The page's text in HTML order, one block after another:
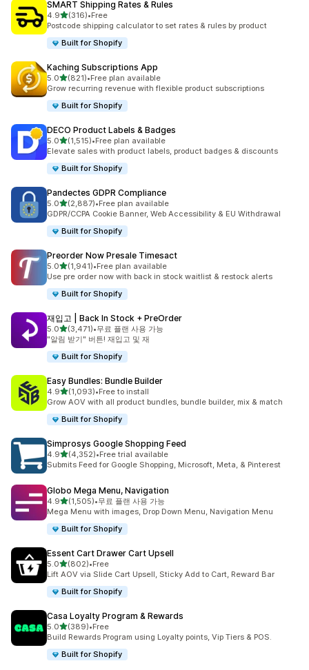
SMART Shipping Rates & Rules
4.9별 5개 중
(316)
총 리뷰 316개
•Free
Postcode shipping calculator to set rates & rules by product
Built for Shopify
Kaching Subscriptions App
5.0별 5개 중
(821)
총 리뷰 821개
•Free plan available
Grow recurring revenue with flexible product subscriptions
Built for Shopify
DECO Product Labels & Badges
5.0별 5개 중
(1,515)
총 리뷰 1515개
•Free plan available
Elevate sales with product labels, product badges & discounts
Built for Shopify
Pandectes GDPR Compliance
5.0별 5개 중
(2,887)
총 리뷰 2887개
•Free plan available
GDPR/CCPA Cookie Banner, Web Accessibility & EU Withdrawal
Built for Shopify
Preorder Now Presale Timesact
5.0별 5개 중
(1,941)
총 리뷰 1941개
•Free plan available
Use pre order now with back in stock waitlist & restock alerts
Built for Shopify
재입고 | Back In Stock + PreOrder
5.0별 5개 중
(3,471)
총 리뷰 3471개
•무료 플랜 사용 가능
"알림 받기" 버튼! 재입고 및 재
Built for Shopify
Easy Bundles: Bundle Builder
4.9별 5개 중
(1,093)
총 리뷰 1093개
•Free to install
Grow AOV with all product bundles, bundle builder, mix & match
Built for Shopify
Simprosys Google Shopping Feed
4.9별 5개 중
(4,352)
총 리뷰 4352개
•Free trial available
Submits Feed for Google Shopping, Microsoft, Meta, & Pinterest
Globo Mega Menu, Navigation
4.9별 5개 중
(1,505)
총 리뷰 1505개
•무료 플랜 사용 가능
Mega Menu with images, Drop Down Menu, Navigation Menu
Built for Shopify
Essent Cart Drawer Cart Upsell
5.0별 5개 중
(802)
총 리뷰 802개
•Free
Lift AOV via Slide Cart Upsell, Sticky Add to Cart, Reward Bar
Built for Shopify
Casa Loyalty Program & Rewards
5.0별 5개 중
(389)
총 리뷰 389개
•Free
Build Rewards Program using Loyalty points, Vip Tiers & POS.
Built for Shopify